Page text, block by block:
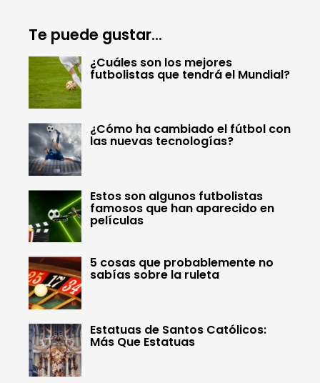
Te puede gustar...
¿Cuáles son los mejores
futbolistas que tendrá el Mundial?
¿Cómo ha cambiado el fútbol con
las nuevas tecnologías?
Estos son algunos futbolistas
famosos que han aparecido en
películas
5 cosas que probablemente no
sabías sobre la ruleta
Estatuas de Santos Católicos:
Más Que Estatuas